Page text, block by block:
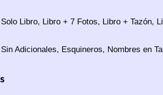
Solo Libro, Libro + 7 Fotos, Libro + Tazón,
Sin Adicionales, Esquineros, Nombres en